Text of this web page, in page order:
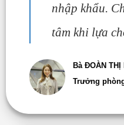
nhập khẩu.
tâm khi lựa
Bà ĐOÀN THỊ
Trưởng